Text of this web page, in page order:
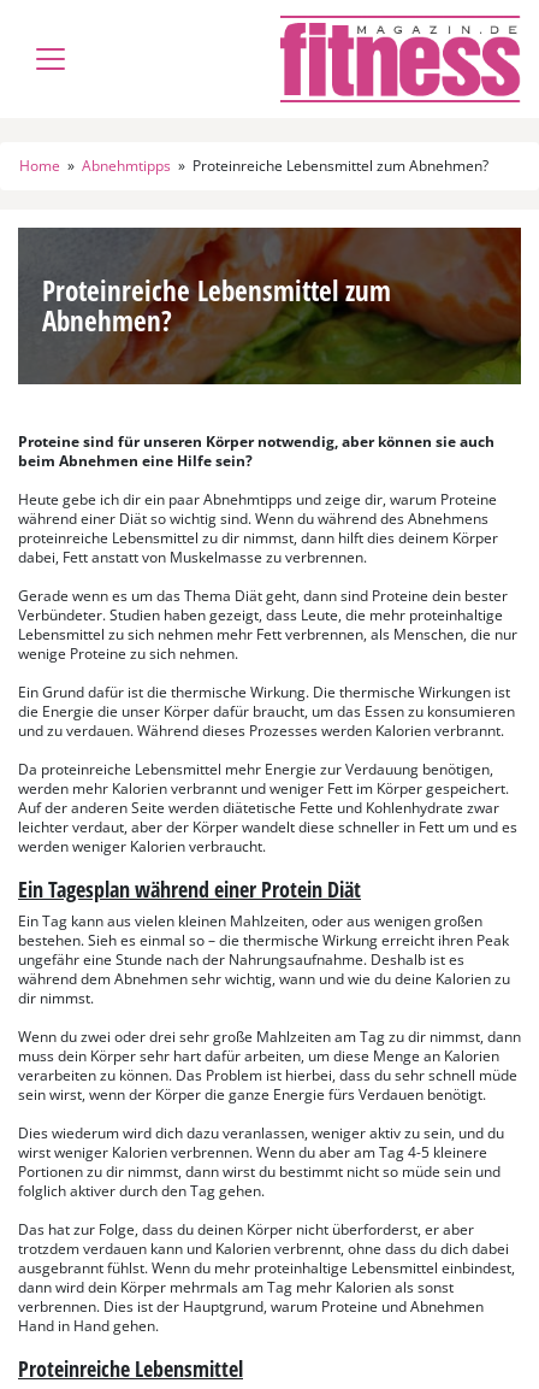
Home » Abnehmtipps » Proteinreiche Lebensmittel zum Abnehmen?
Proteinreiche Lebensmittel zum
Abnehmen?
Proteine sind für unseren Körper notwendig, aber können sie auch
beim Abnehmen eine Hilfe sein?
Heute gebe ich dir ein paar Abnehmtipps und zeige dir, warum Proteine
während einer Diät so wichtig sind. Wenn du während des Abnehmens
proteinreiche Lebensmittel zu dir nimmst, dann hilft dies deinem Körper
dabei, Fett anstatt von Muskelmasse zu verbrennen.
Gerade wenn es um das Thema Diät geht, dann sind Proteine dein bester
Verbündeter. Studien haben gezeigt, dass Leute, die mehr proteinhaltige
Lebensmittel zu sich nehmen mehr Fett verbrennen, als Menschen, die nur
wenige Proteine zu sich nehmen.
Ein Grund dafür ist die thermische Wirkung. Die thermische Wirkungen ist
die Energie die unser Körper dafür braucht, um das Essen zu konsumieren
und zu verdauen. Während dieses Prozesses werden Kalorien verbrannt.
Da proteinreiche Lebensmittel mehr Energie zur Verdauung benötigen,
werden mehr Kalorien verbrannt und weniger Fett im Körper gespeichert.
Auf der anderen Seite werden diätetische Fette und Kohlenhydrate zwar
leichter verdaut, aber der Körper wandelt diese schneller in Fett um und es
werden weniger Kalorien verbraucht.
Ein Tagesplan während einer Protein Diät
Ein Tag kann aus vielen kleinen Mahlzeiten, oder aus wenigen großen
bestehen. Sieh es einmal so – die thermische Wirkung erreicht ihren Peak
ungefähr eine Stunde nach der Nahrungsaufnahme. Deshalb ist es
während dem Abnehmen sehr wichtig, wann und wie du deine Kalorien zu
dir nimmst.
Wenn du zwei oder drei sehr große Mahlzeiten am Tag zu dir nimmst, dann
muss dein Körper sehr hart dafür arbeiten, um diese Menge an Kalorien
verarbeiten zu können. Das Problem ist hierbei, dass du sehr schnell müde
sein wirst, wenn der Körper die ganze Energie fürs Verdauen benötigt.
Dies wiederum wird dich dazu veranlassen, weniger aktiv zu sein, und du
wirst weniger Kalorien verbrennen. Wenn du aber am Tag 4-5 kleinere
Portionen zu dir nimmst, dann wirst du bestimmt nicht so müde sein und
folglich aktiver durch den Tag gehen.
Das hat zur Folge, dass du deinen Körper nicht überforderst, er aber
trotzdem verdauen kann und Kalorien verbrennt, ohne dass du dich dabei
ausgebrannt fühlst. Wenn du mehr proteinhaltige Lebensmittel einbindest,
dann wird dein Körper mehrmals am Tag mehr Kalorien als sonst
verbrennen. Dies ist der Hauptgrund, warum Proteine und Abnehmen
Hand in Hand gehen.
Proteinreiche Lebensmittel